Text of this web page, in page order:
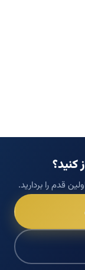
کنید؟
قدم را بردارید.